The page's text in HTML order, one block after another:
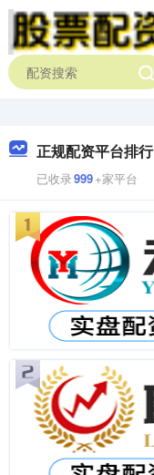
正规配资平台排行
已收录999+家平台